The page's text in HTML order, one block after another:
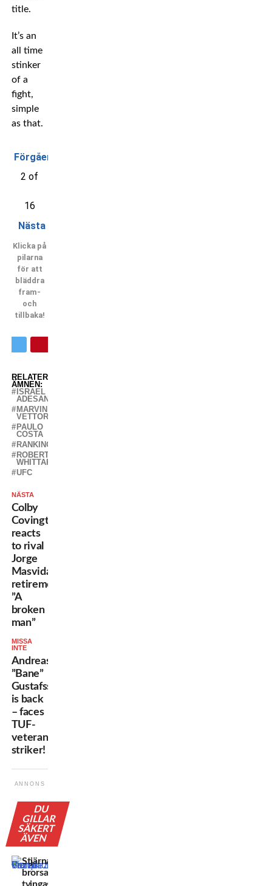
title.
It’s an
all time
stinker
of a
fight,
simple
as that.
Förgående
2 of
16
Nästa
Klicka på
pilarna
för att
bläddra
fram-
och
tillbaka!
RELATERADE
ÄMNEN:
ISRAEL
ADESANYA
MARVIN
VETTORI
PAULO
COSTA
RANKING
ROBERT
WHITTAKER
UFC
NÄSTA
Colby
Covington
reacts
to rival
Jorge
Masvidal’s
retirement:
”A
broken
man”
MISSA
INTE
Andreas
”Bane”
Gustafsson
is back
– faces
TUF-
veteran
striker!
ANNONS
DU
GILLAR
SÄKERT
ÄVEN
Stjärnans
brorsa